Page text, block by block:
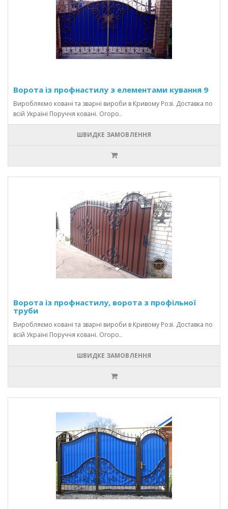
Ворота із профнастилу з елементами кування 9
Виробляємо ковані та зварні вироби в Кривому Розі. Доставка по
всій Україні Поруччя ковані. Огоро..
ШВИДКЕ ЗАМОВЛЕННЯ
Ворота із профнастилу, ворота з профільної
труби
Виробляємо ковані та зварні вироби в Кривому Розі. Доставка по
всій Україні Поруччя ковані. Огоро..
ШВИДКЕ ЗАМОВЛЕННЯ